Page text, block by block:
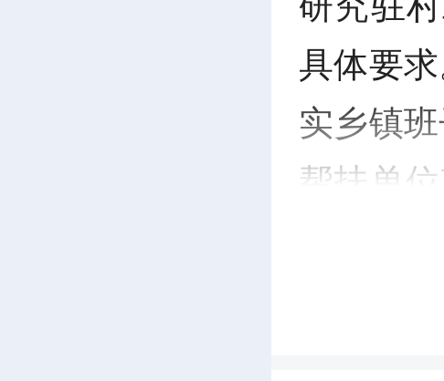
具体要
实乡镇
帮扶单
度，凝